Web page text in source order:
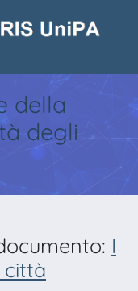
della
degli
I
città